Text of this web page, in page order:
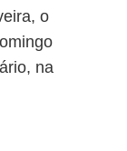
o
na